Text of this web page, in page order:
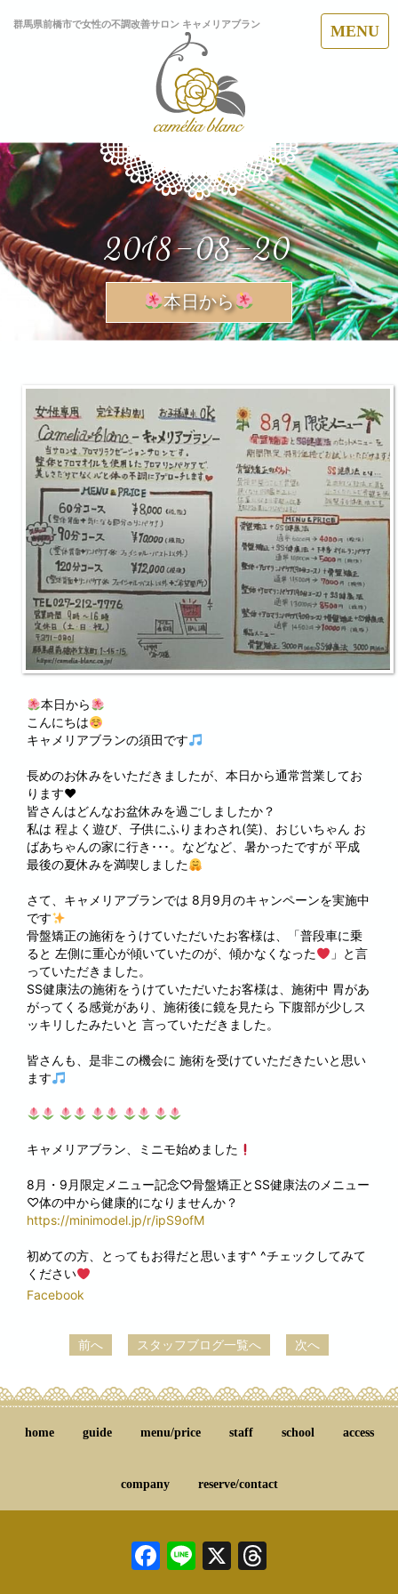
群馬県前橋市で女性の不調改善サロン キャメリアブラン MENU
2018-08-20
本日から
本日から
こんにちは
キャメリアブランの須田です
長めのお休みをいただきましたが、本日から通常営業してお
ります♥️
皆さんはどんなお盆休みを過ごしましたか？
私は 程よく遊び、子供にふりまわされ(笑)、おじいちゃん お
ばあちゃんの家に行き･･･。などなど、暑かったですが 平成
最後の夏休みを満喫しました
さて、キャメリアブランでは 8月9月のキャンペーンを実施中
です
骨盤矯正の施術をうけていただいたお客様は、「普段車に乗
ると 左側に重心が傾いていたのが、傾かなくなった
」と言
っていただきました。
SS健康法の施術をうけていただいたお客様は、施術中 胃があ
がってくる感覚があり、施術後に鏡を見たら 下腹部が少しス
ッキリしたみたいと 言っていただきました。
皆さんも、是非この機会に 施術を受けていただきたいと思い
ます
キャメリアブラン、ミニモ始めました
8月・9月限定メニュー記念♡骨盤矯正とSS健康法のメニュー
♡体の中から健康的になりませんか？
https://minimodel.jp/r/ipS9ofM
初めての方、とってもお得だと思います^ ^チェックしてみて
ください
Facebook
前へ スタッフブログ一覧へ 次へ
home guide menu/price staff school access
company reserve/contact
Facebook
Line
X